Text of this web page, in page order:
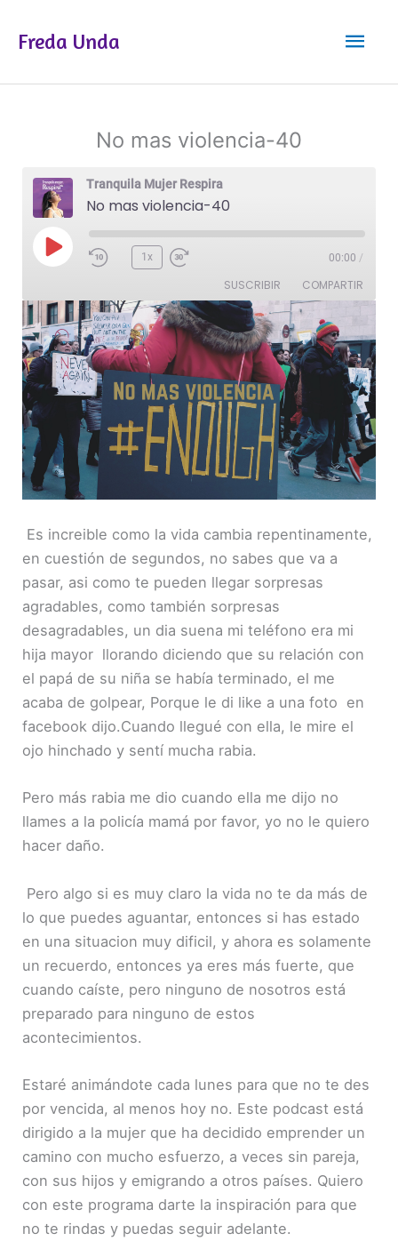
Freda Unda
No mas violencia-40
Tranquila Mujer Respira
No mas violencia-40
Reproducir
episodio
1x 00:00 /
SUSCRIBIR COMPARTIR
FEED RSS
COMPAR
TIR
ENLACE
INCRUST
AR
Es increible como la vida cambia repentinamente,
en cuestión de segundos, no sabes que va a
pasar, asi como te pueden llegar sorpresas
agradables, como también sorpresas
desagradables, un dia suena mi teléfono era mi
hija mayor llorando diciendo que su relación con
el papá de su niña se había terminado, el me
acaba de golpear, Porque le di like a una foto en
facebook dijo.Cuando llegué con ella, le mire el
ojo hinchado y sentí mucha rabia.
Pero más rabia me dio cuando ella me dijo no
llames a la policía mamá por favor, yo no le quiero
hacer daño.
Pero algo si es muy claro la vida no te da más de
lo que puedes aguantar, entonces si has estado
en una situacion muy dificil, y ahora es solamente
un recuerdo, entonces ya eres más fuerte, que
cuando caíste, pero ninguno de nosotros está
preparado para ninguno de estos
acontecimientos.
Estaré animándote cada lunes para que no te des
por vencida, al menos hoy no. Este podcast está
dirigido a la mujer que ha decidido emprender un
camino con mucho esfuerzo, a veces sin pareja,
con sus hijos y emigrando a otros países. Quiero
con este programa darte la inspiración para que
no te rindas y puedas seguir adelante.